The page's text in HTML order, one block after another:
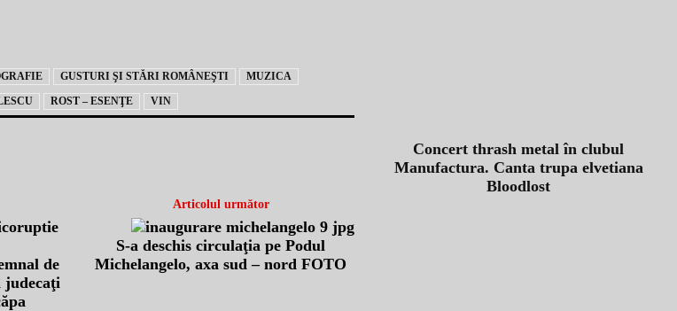
GUSTURI ŞI STĂRI ROMÂNEŞTI
MUZICA
ROST – ESENŢE VIN
de
judecaţi
Articolul următor
S-a deschis circulaţia pe Podul
Michelangelo, axa sud – nord FOTO
Concert thrash metal în clubul
Manufactura. Canta trupa elvetiana
Bloodlost